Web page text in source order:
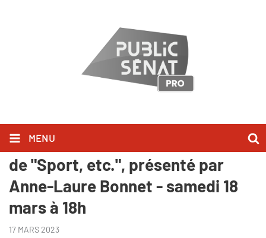
MENU
Public Sénat - Nouveau numéro
de "Sport, etc.", présenté par
Anne-Laure Bonnet - samedi 18
mars à 18h
17 MARS 2023